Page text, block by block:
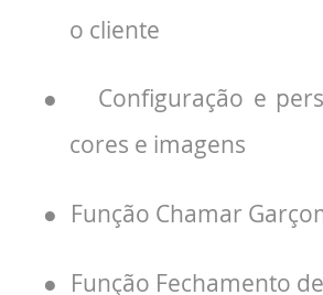
o cliente
●
Configuração e
cores e imagens
● Função Chamar
● Função Fechamento